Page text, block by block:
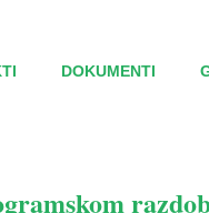
DOKUMENTI